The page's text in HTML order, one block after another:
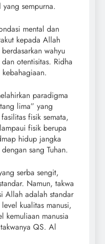
sempurna.
mental dan
kepada Allah
wahyu
otentisitas. Ridha
paradigma
lima” yang
fisik semata,
fisik berupa
hidup jangka
sang Tuhan.
serba sengit,
Namun, takwa
Allah adalah standar
kualitas manusi,
kemuliaan manusia
QS. Al